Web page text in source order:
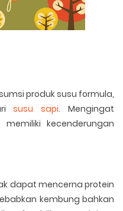
produk susu formula,
susu sapi. Mengingat
kecenderungan
dapat mencerna protein
kembung bahkan